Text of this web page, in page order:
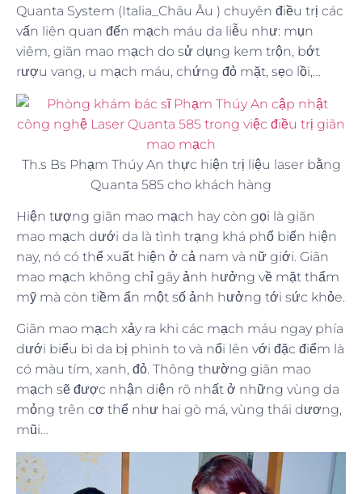
Quanta System (Italia_Châu Âu ) chuyên điều trị các
vấn liên quan đến mạch máu da liễu như: mụn
viêm, giãn mao mạch do sử dụng kem trộn, bớt
rượu vang, u mạch máu, chứng đỏ mặt, sẹo lồi,…
Th.s Bs Phạm Thúy An thực hiện trị liệu laser bằng
Quanta 585 cho khách hàng
Hiện tượng giãn mao mạch hay còn gọi là giãn
mao mạch dưới da là tình trạng khá phổ biến hiện
nay, nó có thể xuất hiện ở cả nam và nữ giới. Giãn
mao mạch không chỉ gây ảnh hưởng về mặt thẩm
mỹ mà còn tiềm ẩn một số ảnh hưởng tới sức khỏe.
Giãn mao mạch xảy ra khi các mạch máu ngay phía
dưới biểu bì da bị phình to và nổi lên với đặc điểm là
có màu tím, xanh, đỏ. Thông thường giãn mao
mạch sẽ được nhận diện rõ nhất ở những vùng da
mỏng trên cơ thể như hai gò má, vùng thái dương,
mũi…